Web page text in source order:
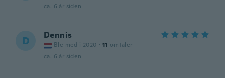
ca. 6 år siden
D Dennis
Ble med i 2020 · 11 omtaler
ca. 6 år siden